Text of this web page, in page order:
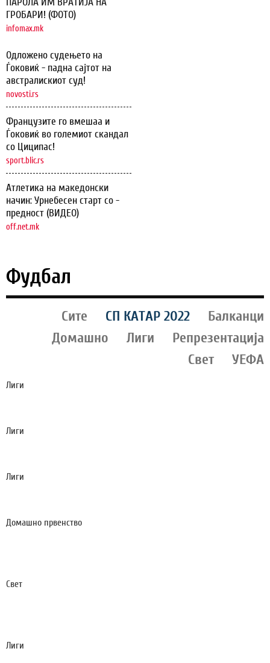
ГРОБАРИ! (ФОТО)
infomax.mk
Одложено судењето на
Ѓоковиќ - падна сајтот на
австралискиот суд!
novosti.rs
Французите го вмешаа и
Ѓоковиќ во големиот скандал
со Циципас!
sport.blic.rs
Атлетика на македонски
начин: Урнебесен старт со -
предност (ВИДЕО)
off.net.mk
Фудбал
Сите СП КАТАР 2022
Балканци
Домашно
Лиги
Репрезентација
Свет
УЕФА
Лиги
Лиги
Лиги
Домашно првенство
Свет
Лиги